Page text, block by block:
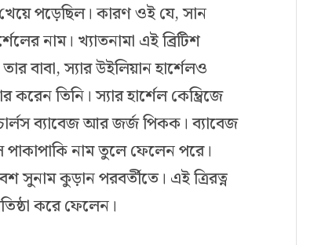
পড়েছিল। কারণ ওই যে, সান
নাম। খ্যাতনামা এই ব্রিটিশ
বাবা, স্যার উইলিয়ান হার্শেলও
করেন তিনি। স্যার হার্শেল কেম্ব্রিজে
ব্যাবেজ আর জর্জ পিকক। ব্যাবেজ
পাকাপাকি নাম তুলে ফেলেন পরে।
সুনাম কুড়ান পরবর্তীতে। এই ত্রিরত্ন
করে ফেলেন।